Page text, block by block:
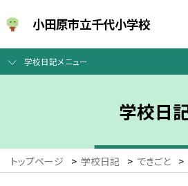
小田原市立千代小学校
学校日記メニュー
学校日
トップページ > 学校日記 > できごと >